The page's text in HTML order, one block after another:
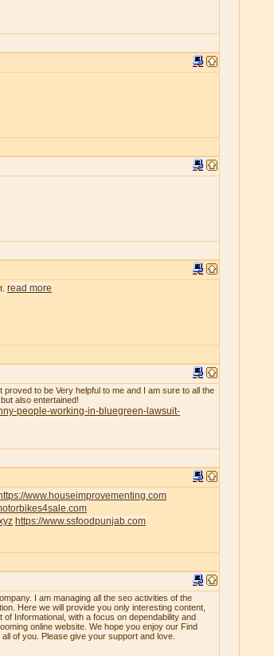
read more
to be Very helpful to me and I am sure to all the
also entertained!
people-working-in-bluegreen-lawsuit-
https://www.houseimprovementing.com
https://www.ssfoodpunjab.com
I am managing all the seo activities of the
Here we will provide you only interesting content,
Informational, with a focus on dependability and
online website. We hope you enjoy our Find
of you. Please give your support and love.